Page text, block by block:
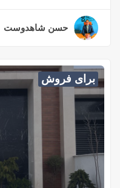
حسن شاهدوست
برای فروش